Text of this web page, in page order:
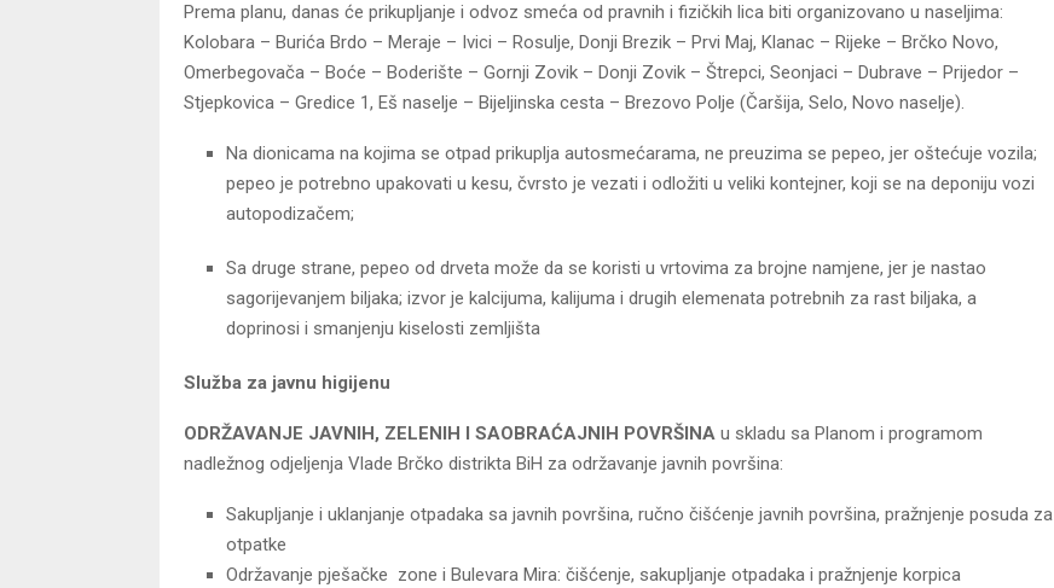
Prema planu, danas će prikupljanje i odvoz smeća od pravnih i fizičkih lica biti organizovano u naseljima:
Kolobara – Burića Brdo – Meraje – Ivici – Rosulje, Donji Brezik – Prvi Maj, Klanac – Rijeke – Brčko Novo,
Omerbegovača – Boće – Boderište – Gornji Zovik – Donji Zovik – Štrepci, Seonjaci – Dubrave – Prijedor –
Stjepkovica – Gredice 1, Eš naselje – Bijeljinska cesta – Brezovo Polje (Čaršija, Selo, Novo naselje).
Na dionicama na kojima se otpad prikuplja autosmećarama, ne preuzima se pepeo, jer oštećuje vozila;
pepeo je potrebno upakovati u kesu, čvrsto je vezati i odložiti u veliki kontejner, koji se na deponiju vozi
autopodizačem;
Sa druge strane, pepeo od drveta može da se koristi u vrtovima za brojne namjene, jer je nastao
sagorijevanjem biljaka; izvor je kalcijuma, kalijuma i drugih elemenata potrebnih za rast biljaka, a
doprinosi i smanjenju kiselosti zemljišta
Služba za javnu higijenu
ODRŽAVANJE JAVNIH, ZELENIH I SAOBRAĆAJNIH POVRŠINA u skladu sa Planom i programom
nadležnog odjeljenja Vlade Brčko distrikta BiH za održavanje javnih površina:
Sakupljanje i uklanjanje otpadaka sa javnih površina, ručno čišćenje javnih površina, pražnjenje posuda za
otpatke
Održavanje pješačke zone i Bulevara Mira: čišćenje, sakupljanje otpadaka i pražnjenje korpica